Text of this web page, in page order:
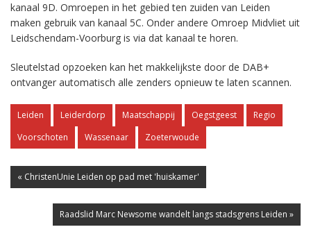
kanaal 9D. Omroepen in het gebied ten zuiden van Leiden
maken gebruik van kanaal 5C. Onder andere Omroep Midvliet uit
Leidschendam-Voorburg is via dat kanaal te horen.
Sleutelstad opzoeken kan het makkelijkste door de DAB+
ontvanger automatisch alle zenders opnieuw te laten scannen.
Leiden Leiderdorp Maatschappij Oegstgeest
Regio
Voorschoten
Wassenaar Zoeterwoude
« ChristenUnie Leiden op pad met 'huiskamer'
Raadslid Marc Newsome wandelt langs stadsgrens Leiden »